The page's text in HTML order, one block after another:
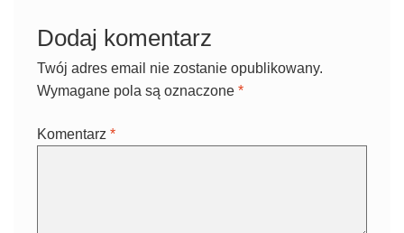
Dodaj komentarz
Twój adres email nie zostanie opublikowany.
Wymagane pola są oznaczone *
Komentarz *